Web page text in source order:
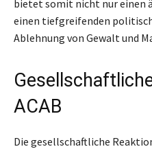
bietet somit nicht nur einen
einen tiefgreifenden
Ablehnung von Gewalt und
ACAB
Die gesellschaftliche